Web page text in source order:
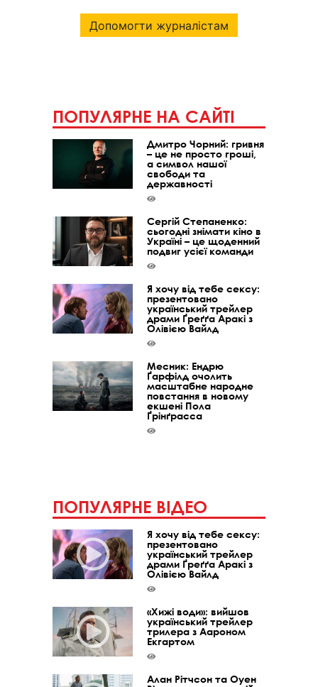
Допомогти журналістам
ПОПУЛЯРНЕ НА САЙТІ
Дмитро Чорний: гривня
– це не просто гроші,
а символ нашої
свободи та
державності
Сергій Степаненко:
сьогодні знімати кіно в
Україні – це щоденний
подвиг усієї команди
Я хочу від тебе сексу:
презентовано
український трейлер
драми Ґреґґа Аракі з
Олівією Вайлд
Месник: Ендрю
Ґарфілд очолить
масштабне народне
повстання в новому
екшені Пола
Ґрінґрасса
ПОПУЛЯРНЕ ВІДЕО
Я хочу від тебе сексу:
презентовано
український трейлер
драми Ґреґґа Аракі з
Олівією Вайлд
«Хижі води»: вийшов
український трейлер
трилера з Аароном
Екгартом
Алан Рітчсон та Оуен